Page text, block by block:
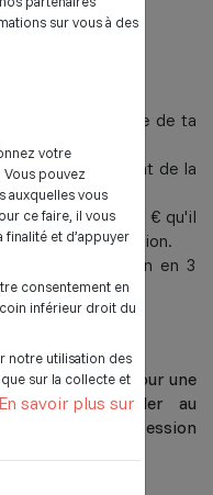
sur vous à des
votre
pouvez
auxquelles vous
ce faire, il vous
finalité et d’appuyer
consentement en
inférieur droit du
notre utilisation des
sur la collecte et
En savoir plus sur
d'inscription :
carte d'identité,
prise en charge de ta
de celle-ci,
faite du montant de la
en bénéficies,
de 12,00 € qu'il
coût de la formation.
de la formation en 3
lesfrancas.fr pour une
à nous rappeler au
inscription à la session